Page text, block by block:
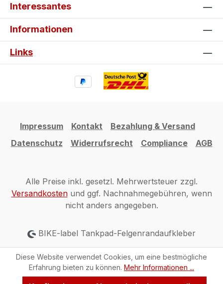
Interessantes
Informationen
Links
Impressum Kontakt
Bezahlung & Versand
Datenschutz
Widerrufsrecht Compliance AGB
Alle Preise inkl. gesetzl. Mehrwertsteuer zzgl.
Versandkostenund ggf. Nachnahmegebühren, wenn
nicht anders angegeben.
BIKE-label Tankpad-Felgenrandaufkleber
Diese Website verwendet Cookies, um eine bestmögliche
Erfahrung bieten zu können. Mehr Informationen ...